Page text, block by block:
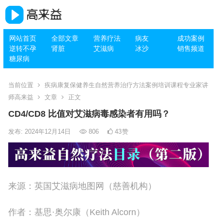
网站首页 全部文章 营养疗法 病友
成功案例
逆转不孕
肾脏 艾滋病 冰沙
销售频道
糖尿病
当前位置
疾病康复保健养生自然营养治疗方法案例培训课程专业家讲
师高来益
文章 正文
CD4/CD8 比值对艾滋病毒感染者有用吗？
发布: 2024年12月14日 806 43赞
来源：英国艾滋病地图网（慈善机构）
作者：基思·奥尔康（Keith Alcorn）